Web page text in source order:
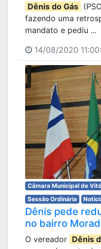
Dênis do Gás
fazendo uma
mandato e pediu ...
14/08/2020
Câmara Municipal de
Sessão Ordinária
Dênis pede
no bairro
O vereador Dênis